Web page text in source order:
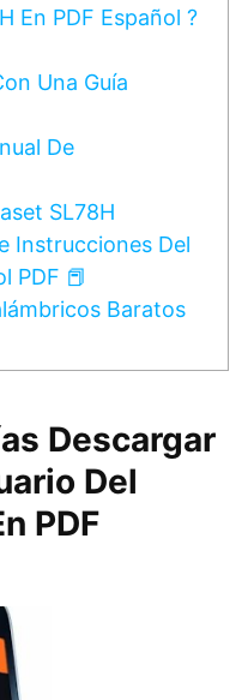
En PDF Español ?
Una Guía
De
SL78H
Instrucciones Del
PDF 📕
Baratos
Descargar
Del
PDF